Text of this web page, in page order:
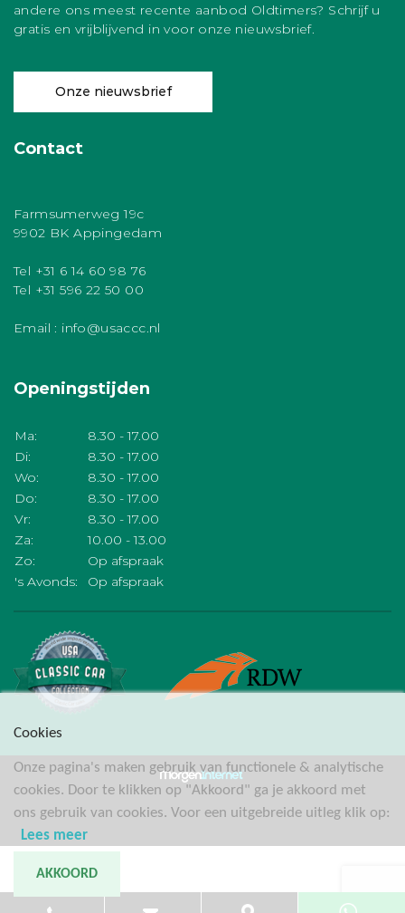
andere ons meest recente aanbod Oldtimers? Schrijf u
gratis en vrijblijvend in voor onze nieuwsbrief.
Onze nieuwsbrief
Contact
Farmsumerweg 19c
9902 BK Appingedam
Tel +31 6 14 60 98 76
Tel +31 596 22 50 00
Email : info@usaccc.nl
Openingstijden
Ma:
8.30 - 17.00
Di:
8.30 - 17.00
Wo:
8.30 - 17.00
Do:
8.30 - 17.00
Vr:
8.30 - 17.00
Za:
10.00 - 13.00
Zo:
Op afspraak
's Avonds:
Op afspraak
Cookies
Onze pagina's maken gebruik van functionele & analytische
cookies. Door te klikken op "Akkoord" ga je akkoord met
ons gebruik van cookies. Voor een uitgebreide uitleg klik op:
Lees meer
AKKOORD